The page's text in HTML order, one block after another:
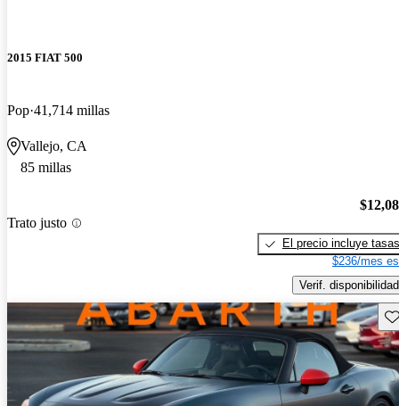
2015 FIAT 500
Pop 41,714 millas
Vallejo, CA
85 millas
Trato justo
El precio incluye tasas
$236/mes
Verif. disponibilidad